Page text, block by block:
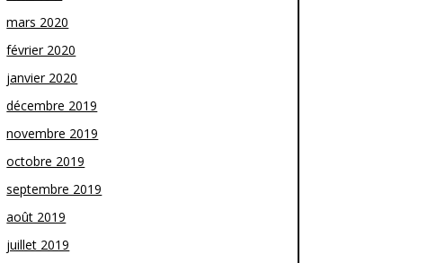
mars 2020
février 2020
janvier 2020
décembre 2019
novembre 2019
octobre 2019
septembre 2019
août 2019
juillet 2019